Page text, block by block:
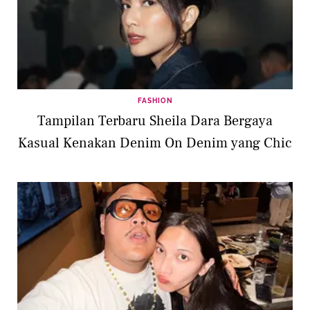
FASHION
Tampilan Terbaru Sheila Dara Bergaya
Kasual Kenakan Denim On Denim yang Chic